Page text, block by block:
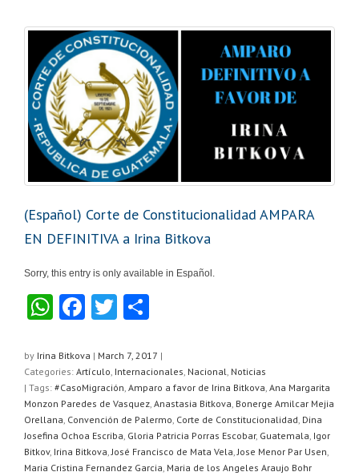
k
(Español) Corte de Constitucionalidad AMPARA
EN DEFINITIVA a Irina Bitkova
Sorry, this entry is only available in Español.
W
at
s
A
p
p
F
c
e
b
o
o
T
tt
er
ar
e
by Irina Bitkova | March 7, 2017 |
Categories: Artículo, Internacionales, Nacional, Noticias
| Tags: #CasoMigración, Amparo a favor de Irina Bitkova, Ana Margarita
Monzon Paredes de Vasquez, Anastasia Bitkova, Bonerge Amilcar Mejia
Orellana, Convención de Palermo, Corte de Constitucionalidad, Dina
Josefina Ochoa Escriba, Gloria Patricia Porras Escobar, Guatemala, Igor
Bitkov, Irina Bitkova,José Francisco de Mata Vela,Jose Menor Par Usen,
Maria Cristina Fernandez Garcia, Maria de los Angeles Araujo Bohr